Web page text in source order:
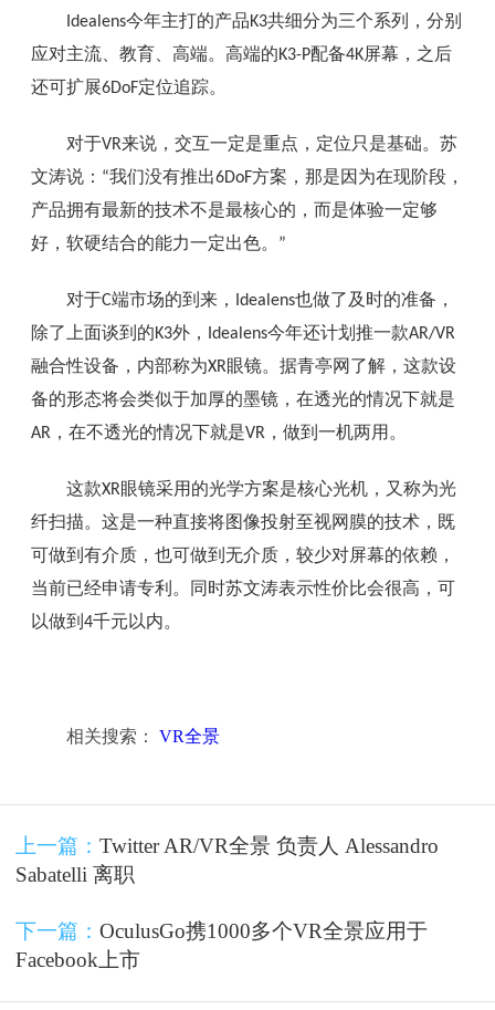
Idealens今年主打的产品K3共细分为三个系列，分别
应对主流、教育、高端。高端的K3-P配备4K屏幕，之后
还可扩展6DoF定位追踪。
对于VR来说，交互一定是重点，定位只是基础。苏
文涛说： “我们没有推出6DoF方案，那是因为在现阶段，
产品拥有最新的技术不是最核心的，而是体验一定够
好，软硬结合的能力一定出色。 ”
对于C端市场的到来， Idealens也做了及时的准备，
除了上面谈到的K3外， Idealens今年还计划推一款AR/VR
融合性设备，内部称为XR眼镜。据青亭网了解，这款设
备的形态将会类似于加厚的墨镜，在透光的情况下就是
AR ，在不透光的情况下就是VR ，做到一机两用。
这款XR眼镜采用的光学方案是核心光机，又称为光
纤扫描。这是一种直接将图像投射至视网膜的技术，既
可做到有介质，也可做到无介质，较少对屏幕的依赖，
当前已经申请专利。同时苏文涛表示性价比会很高，可
以做到 4千元以内。
相关搜索： VR全景
上一篇： Twitter AR/VR全景 负责人 Alessandro
Sabatelli 离职
下一篇： OculusGo携1000多个VR全景应用于
Facebook上市